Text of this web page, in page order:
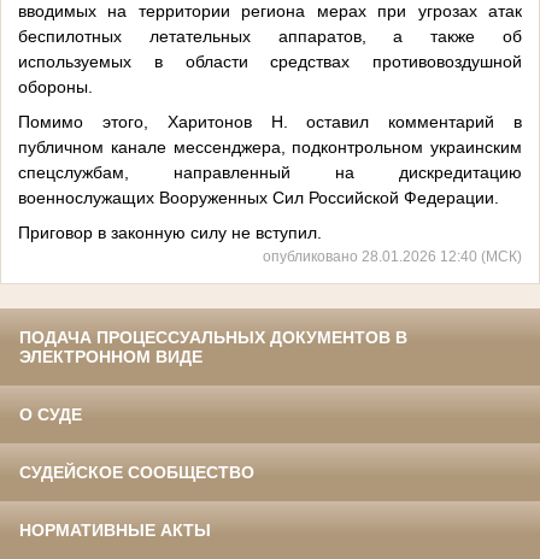
вводимых на территории региона мерах при угрозах атак
беспилотных летательных аппаратов, а также об
используемых в области средствах противовоздушной
обороны.
Помимо этого, Харитонов Н. оставил комментарий в
публичном канале мессенджера, подконтрольном украинским
спецслужбам, направленный на дискредитацию
военнослужащих Вооруженных Сил Российской Федерации.
Приговор в законную силу не вступил.
опубликовано 28.01.2026 12:40 (МСК)
ПОДАЧА ПРОЦЕССУАЛЬНЫХ ДОКУМЕНТОВ В
ЭЛЕКТРОННОМ ВИДЕ
О СУДЕ
СУДЕЙСКОЕ СООБЩЕСТВО
НОРМАТИВНЫЕ АКТЫ